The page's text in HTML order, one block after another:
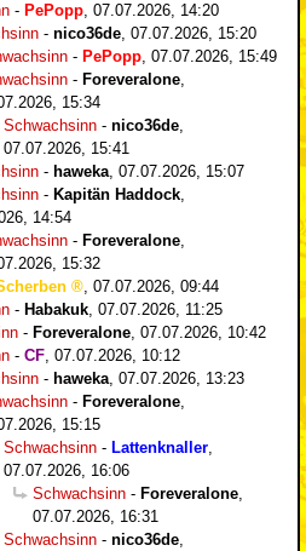
- PePopp, 07.07.2026, 14:20
- nico36de, 07.07.2026, 15:20
- PePopp, 07.07.2026, 15:49
- Foreveralone,
15:34
Schwachsinn - nico36de,
07.07.2026, 15:41
- haweka, 07.07.2026, 15:07
- Kapitän Haddock,
14:54
- Foreveralone,
15:32
, 07.07.2026, 09:44
- Habakuk, 07.07.2026, 11:25
- Foreveralone, 07.07.2026, 10:42
- CF, 07.07.2026, 10:12
- haweka, 07.07.2026, 13:23
- Foreveralone,
15:15
Schwachsinn - Lattenknaller,
07.07.2026, 16:06
Schwachsinn - Foreveralone,
07.07.2026, 16:31
Schwachsinn - nico36de,